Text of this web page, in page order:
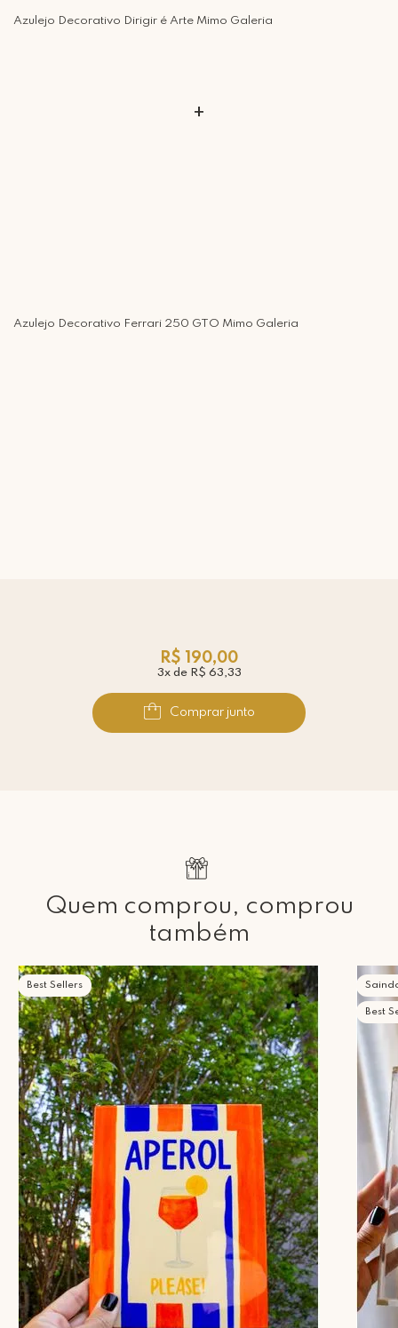
Azulejo Decorativo Dirigir é Arte Mimo Galeria
+
Azulejo Decorativo Ferrari 250 GTO Mimo Galeria
R$ 190,00
3x de R$ 63,33
Comprar junto
Quem comprou, comprou
também
Best Sellers
Best